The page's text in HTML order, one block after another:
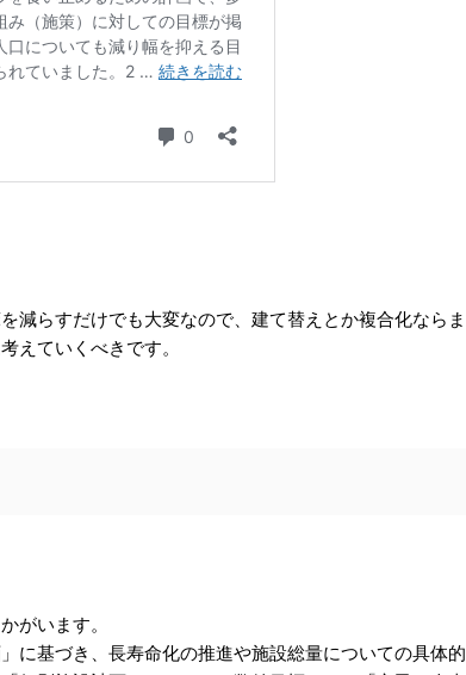
減らすだけでも大変なので、建て替えとか複合化ならま
えていくべきです。
がいます。
に基づき、長寿命化の推進や施設総量についての具体的